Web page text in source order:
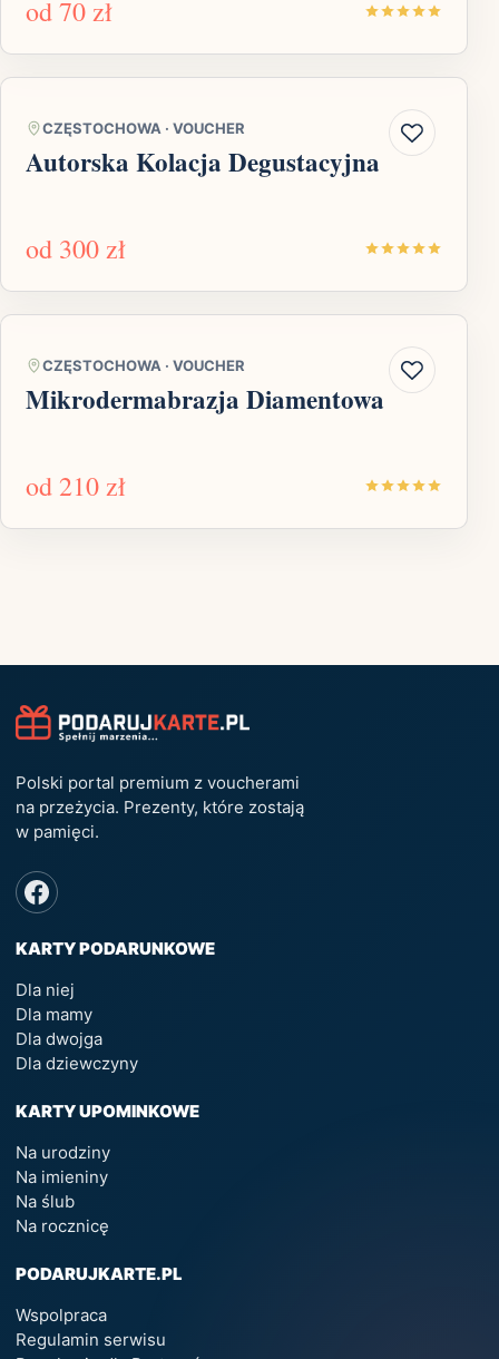
od70 zł
CZĘSTOCHOWA · VOUCHER
Autorska Kolacja Degustacyjna
od 300 zł
CZĘSTOCHOWA · VOUCHER
Mikrodermabrazja Diamentowa
od 210 zł
Polski portal premium z voucherami
na przeżycia. Prezenty, które zostają
w pamięci.
KARTY PODARUNKOWE
Dla niej
Dla mamy
Dla dwojga
Dla dziewczyny
KARTY UPOMINKOWE
Na urodziny
Na imieniny
Na ślub
Na rocznicę
PODARUJKARTE.PL
Wspolpraca
Regulamin serwisu